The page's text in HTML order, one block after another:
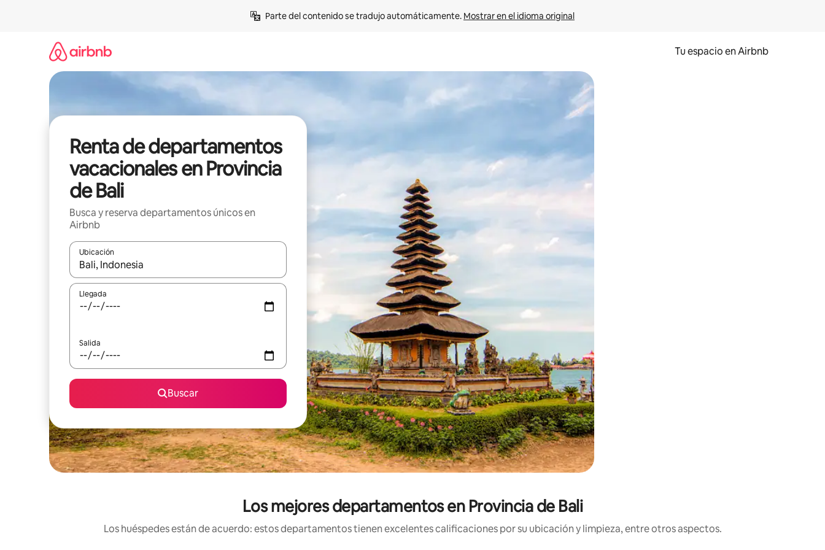
Parte del contenido se tradujo automáticamente. Mostrar en el idioma original
Tu espacio en Airbnb
Renta de departamentos
vacacionales en Provincia
de Bali
Busca y reserva departamentos únicos en
Airbnb
Ubicación
Cuando los resultados estén disponibles, podrás navegar usando las teclas de las flechas hacia arriba y hacia abajo, o bien tocando y deslizando la pantalla.
Llegada
Salida
Buscar
Los mejores departamentos en Provincia de Bali
Los huéspedes están de acuerdo: estos departamentos tienen excelentes calificaciones por su ubicación y limpieza, entre otros aspectos.